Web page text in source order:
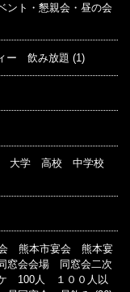
ント・懇親会・昼の会
ー 飲み放題 (1)
大学 高校 中学校
熊本市宴会 熊本宴
会会場 同窓会二次
100人 １００人以